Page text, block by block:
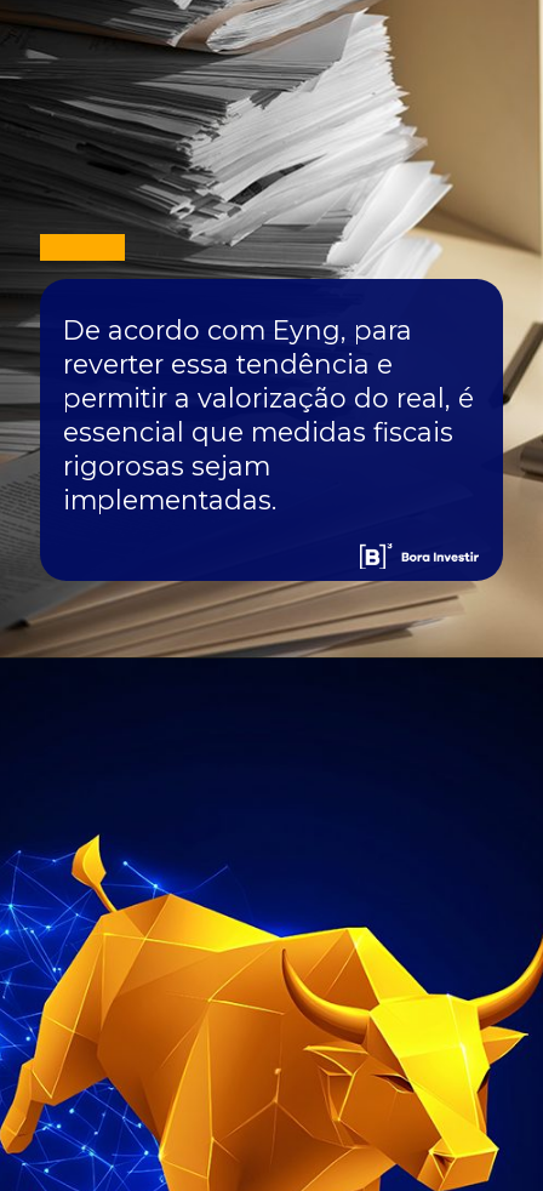
De acordo com Eyng, para
reverter essa tendência e
permitir a valorização do real, é
essencial que medidas fiscais
rigorosas sejam
implementadas.